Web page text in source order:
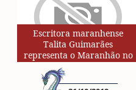
Escritora maranhense
Talita Guimarães
representa o Maranhão no
Circuito de Autores da Rede
SESC de Leituras